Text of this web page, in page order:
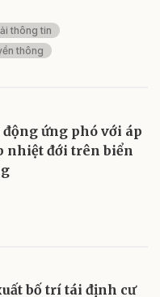
thông tin
thông
động ứng phó với áp
nhiệt đới trên biển
bố trí tái định cư